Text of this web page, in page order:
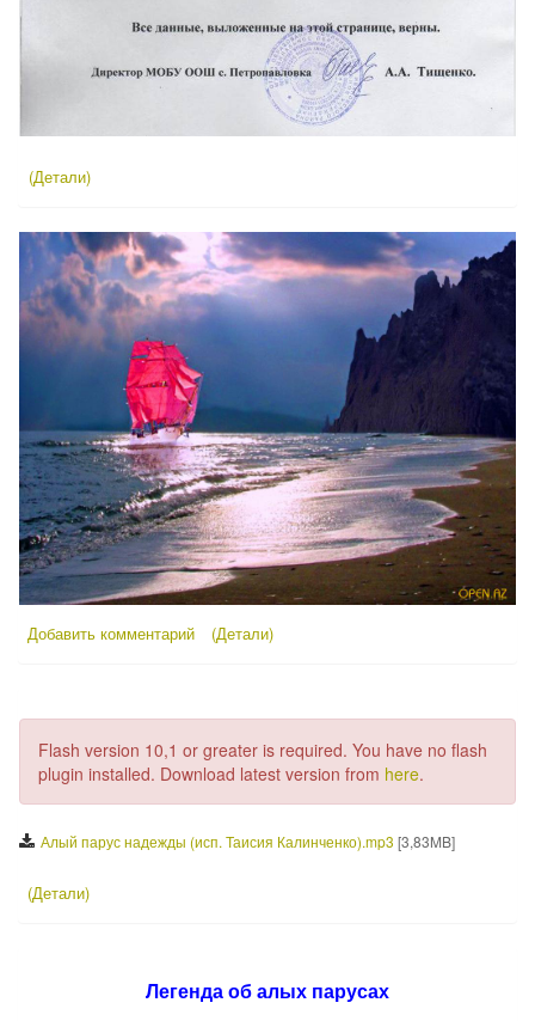
(Детали)
Добавить комментарий (Детали)
Flash version 10,1 or greater is required. You have no flash
plugin installed. Download latest version from here.
С
а
ч
Алый парус надежды (исп. Таисия Калинченко).mp3 [3,83MB]
(Детали)
Легенда об алых парусах